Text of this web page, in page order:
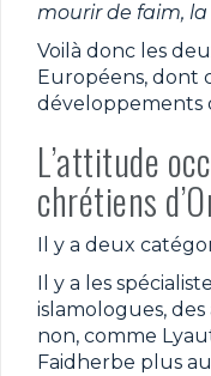
mourir de faim,
Voilà donc les
Européens, dont
développements
L’attitude
chrétiens
Il y a deux
Il y a les
islamologues,
non, comme
Faidherbe plus